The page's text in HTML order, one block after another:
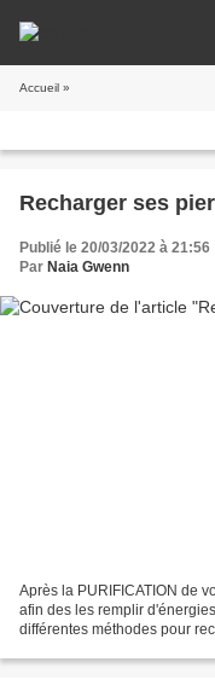
Accueil »
Recharger ses
Publié le 20/03/2022 à 21:56
Par Naia Gwenn
Après la PURIFICATION de
afin des les remplir
différentes méthodes pour